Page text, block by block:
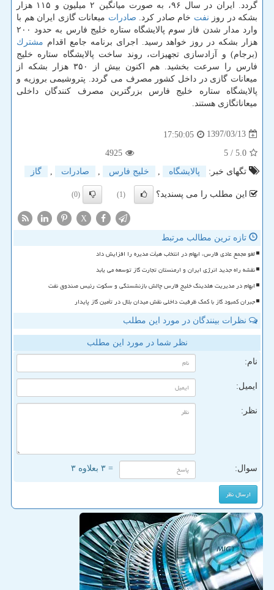
گردد. ایران در سال ۹۶، به صورت میانگین ۲ میلیون و ۱۱۵ هزار
بشكه در روز نفت خام صادر كرد. صادرات میعانات گازی ایران هم با
وارد مدار شدن فاز سوم پالایشگاه ستاره خلیج فارس به حدود ۲۰۰
هزار بشكه در روز خواهد رسید. اجرای برنامه جامع اقدام مشترك
(برجام) و آزادسازی تجهیزات، روند ساخت پالایشگاه ستاره خلیج
فارس را سرعت بخشید. هم اكنون بیش از ۳۵۰ هزار بشكه از
میعانات گازی در داخل كشور مصرف می گردد. پتروشیمی بروزیه و
پالایشگاه ستاره خلیج فارس بزرگترین مصرف كنندگان داخلی
میعانات‎گازی هستند.
1397/03/13
17:50:05
5.0
/ 5
4925
تگهای خبر:
پالایشگاه , خلیج فارس , صادرات , گاز
این مطلب را می پسندید؟ (1)
(0)
X
تازه ترین مطالب مرتبط
لغو مجمع عادی فارس، ابهام در انتخاب هیأت مدیره را افزایش داد
نقشه راه جدید انرژی ایران و ارمنستان تجارت گاز توسعه می یابد
ابهام در مدیریت هلدینگ خلیج فارس چالش بازنشستگی و سکوت رئیس صندوق نفت
جبران کمبود گاز با کمک ظرفیت داخلی نقش میدان بلال در تأمین گاز پایدار
نظرات بینندگان در مورد این مطلب
نظر شما در مورد این مطلب
نام:
ایمیل:
نظر:
سوال: = ۳ بعلاوه ۳